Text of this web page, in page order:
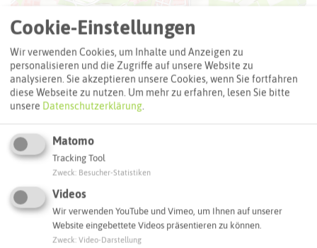
Adresse:
Hotel Restaurant Himmelmann
Dorstener Straße 650
45721 Haltern am See
Cookie-Einstellungen
Wir verwenden Cookies, um Inhalte und Anzeigen zu
personalisieren und die Zugriffe auf unsere Website zu
analysieren. Sie akzeptieren unsere Cookies, wenn Sie fortfahren
diese Webseite zu nutzen. Um mehr zu erfahren, lesen Sie bitte
unsere Datenschutzerklärung.
Matomo
Tracking Tool
Zweck Besucher-Statistiken
Videos
Wir verwenden YouTube und Vimeo, um Ihnen auf unserer
Website eingebettete Videos präsentieren zu können.
Zweck Video-Darstellung